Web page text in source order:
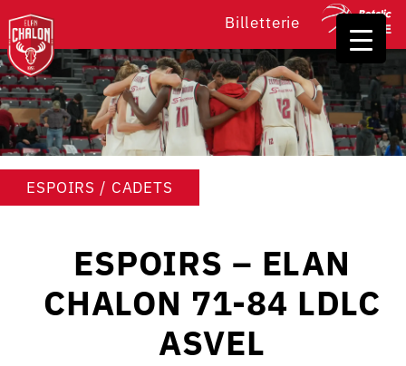
Billetterie
ESPOIRS / CADETS
ESPOIRS – ELAN
CHALON 71-84 LDLC
ASVEL